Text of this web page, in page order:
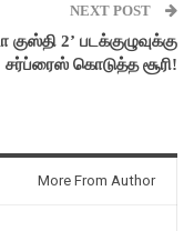
NEXT POST
குஸ்தி 2’ படக்குழுவுக்கு
சர்ப்ரைஸ் கொடுத்த சூரி!
More From Author